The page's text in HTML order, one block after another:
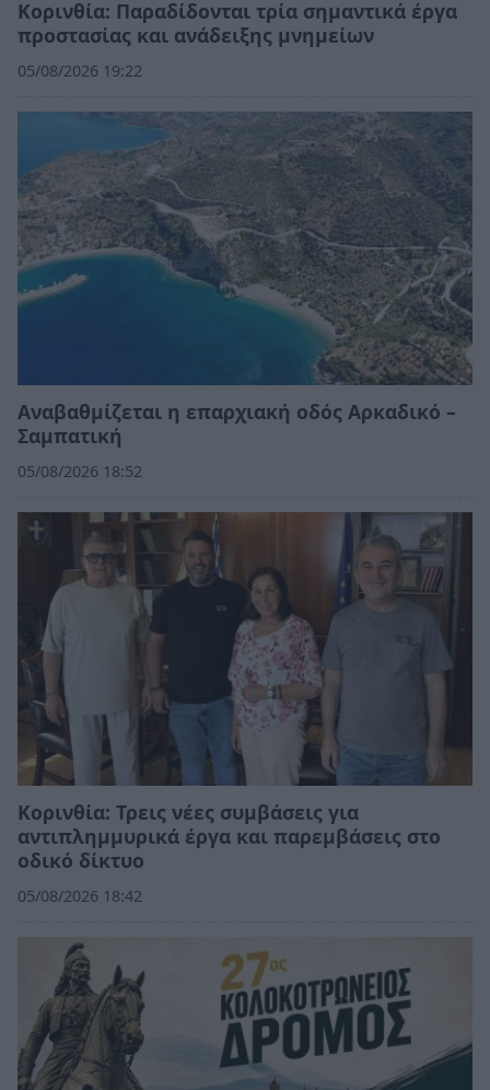
Κορινθία: Παραδίδονται τρία σημαντικά έργα
προστασίας και ανάδειξης μνημείων
05/08/2026 19:22
Αναβαθμίζεται η επαρχιακή οδός Αρκαδικό –
Σαμπατική
05/08/2026 18:52
Κορινθία: Τρεις νέες συμβάσεις για
αντιπλημμυρικά έργα και παρεμβάσεις στο
οδικό δίκτυο
05/08/2026 18:42